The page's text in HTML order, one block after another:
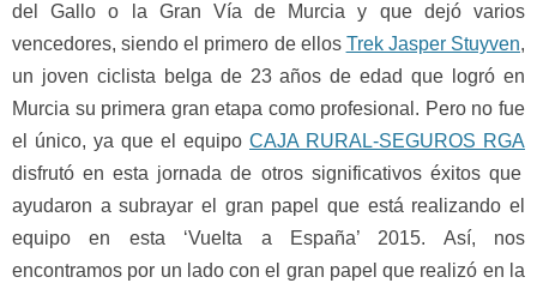
del Gallo o la Gran Vía de Murcia y que dejó varios
vencedores, siendo el primero de ellos Trek Jasper Stuyven,
un joven ciclista belga de 23 años de edad que logró en
Murcia su primera gran etapa como profesional. Pero no fue
el único, ya que el equipo CAJA RURAL-SEGUROS RGA
disfrutó en esta jornada de otros significativos éxitos que
ayudaron a subrayar el gran papel que está realizando el
equipo en esta ‘Vuelta a España’ 2015. Así, nos
encontramos por un lado con el gran papel que realizó en la